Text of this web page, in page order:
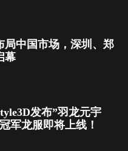
局中国市场，深圳、郑
幕
发布”羽龙元宇
军龙服即将上线！